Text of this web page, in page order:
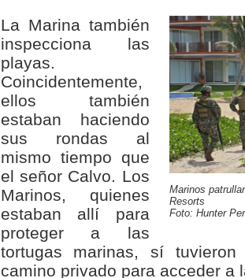
Marinos
Resorts
Foto: Hunter
La Marina también
inspecciona las
playas.
Coincidentemente,
ellos también
estaban haciendo
sus rondas al
mismo tiempo que
el señor Calvo. Los
Marinos, quienes
estaban allí para
proteger a las
tortugas marinas, sí
camino privado para acceder a